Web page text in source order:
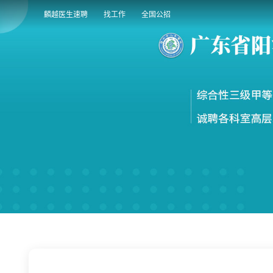
麟越医生速聘 找工作 全国公招